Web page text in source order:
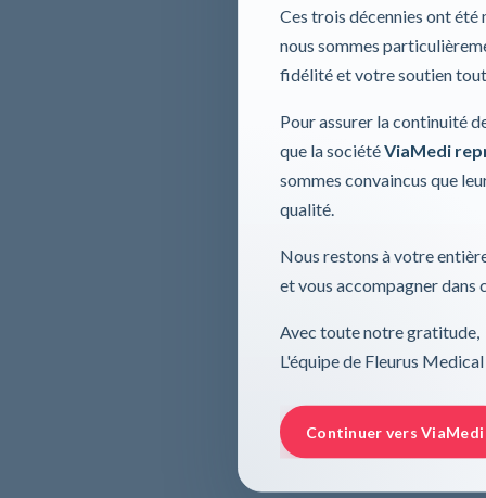
Ces trois décennies ont
nous sommes
fidélité et votre soutien
Pour assurer la continuité
que la sociétéViaMedi
sommes convaincus que
qualité.
Nous restons à votre
et vous accompagner dans
Avec toute notre gratitude,
L'équipe de Fleurus Medical
Continuer vers ViaMedi